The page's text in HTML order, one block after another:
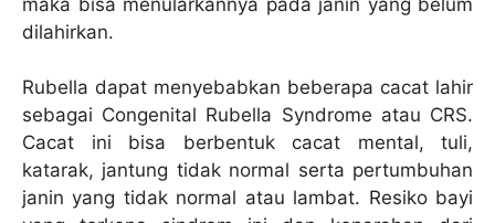
dilahirkan.
Rubella dapat menyebabkan beberapa cacat lahir
sebagai Congenital Rubella Syndrome atau CRS.
Cacat ini bisa berbentuk cacat mental, tuli,
katarak, jantung tidak normal serta pertumbuhan
janin yang tidak normal atau lambat. Resiko bayi